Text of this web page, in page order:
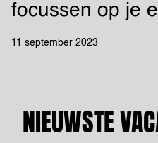
focussen op je
11 september 2023
NIEUWSTE